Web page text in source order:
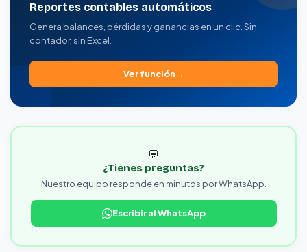
Reportes contables automáticos
Genera balances, pérdidas y ganancias en un clic. Sin
contador, sin Excel.
Ver función
💬
¿Tienes preguntas?
Nuestro equipo responde en minutos por WhatsApp.
Escribir al WhatsApp